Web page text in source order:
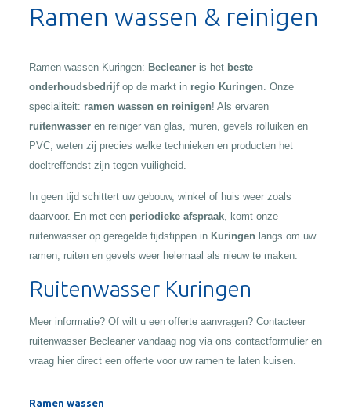
Ramen wassen & reinigen
Ramen wassen Kuringen: Becleaneris het beste
onderhoudsbedrijfop de markt in regio Kuringen. Onze
specialiteit: ramen wassen en reinigen! Als ervaren
ruitenwasseren reiniger van glas, muren, gevels rolluiken en
PVC, weten zij precies welke technieken en producten het
doeltreffendst zijn tegen vuiligheid.
In geen tijd schittert uw gebouw, winkel of huis weer zoals
daarvoor. En met een periodieke afspraak, komt onze
ruitenwasser op geregelde tijdstippen in Kuringen langs om uw
ramen, ruiten en gevels weer helemaal als nieuw te maken.
Ruitenwasser Kuringen
Meer informatie? Of wilt u een offerte aanvragen? Contacteer
ruitenwasser Becleaner vandaag nog via ons contactformulier en
vraag hier direct een offerte voor uw ramen te laten kuisen.
Ramen wassen